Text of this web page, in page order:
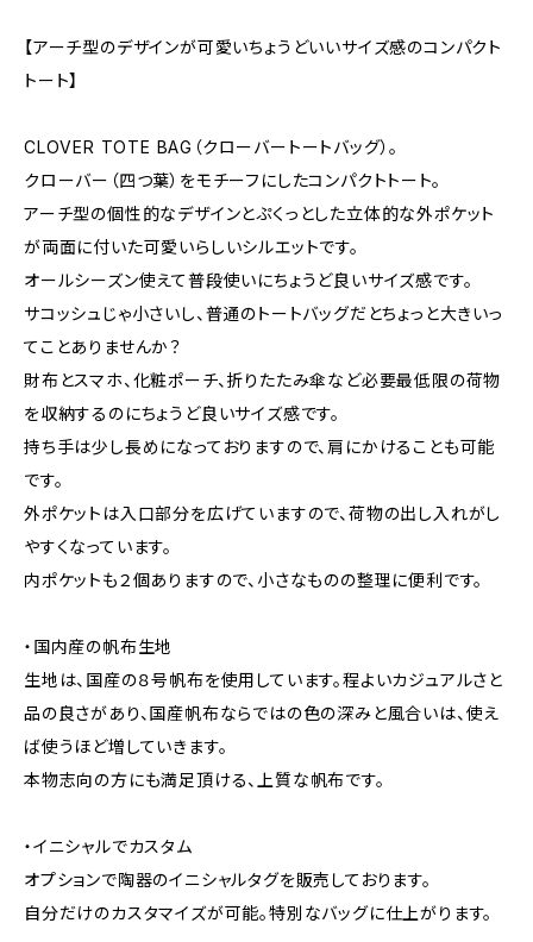
【アーチ型のデザインが可愛いちょうどいいサイズ感のコンパクト
トート】
CLOVER TOTE BAG（クローバートートバッグ）。
クローバー（四つ葉）をモチーフにしたコンパクトトート。
アーチ型の個性的なデザインとぷくっとした立体的な外ポケット
が両面に付いた可愛いらしいシルエットです。
オールシーズン使えて普段使いにちょうど良いサイズ感です。
サコッシュじゃ小さいし、普通のトートバッグだとちょっと大きいっ
てことありませんか？
財布とスマホ、化粧ポーチ、折りたたみ傘など必要最低限の荷物
を収納するのにちょうど良いサイズ感です。
持ち手は少し長めになっておりますので、肩にかけることも可能
です。
外ポケットは入口部分を広げていますので、荷物の出し入れがし
やすくなっています。
内ポケットも２個ありますので、小さなものの整理に便利です。
・国内産の帆布生地
生地は、国産の８号帆布を使用しています。程よいカジュアルさと
品の良さがあり、国産帆布ならではの色の深みと風合いは、使え
ば使うほど増していきます。
本物志向の方にも満足頂ける、上質な帆布です。
・イニシャルでカスタム
オプションで陶器のイニシャルタグを販売しております。
自分だけのカスタマイズが可能。特別なバッグに仕上がります。